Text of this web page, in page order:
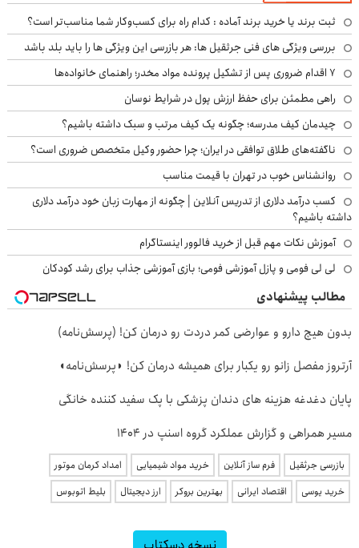
ثبت برند یا خرید برند آماده : کدام راه برای کسب‌وکار شما مناسب‌تر است؟
بررسی ویژگی های فنی جرثقیل ها: هر بازرسی این ویژگی ها را باید بلد باشد
۷ اقدام ضروری پس از تشکیل پرونده مواد مخدر؛ راهنمای خانواده‌ها
راهی مطمئن برای حفظ ارزش پول در شرایط نوسان
چیدمان کیف مدرسه؛ چگونه یک کیف مرتب و سبک داشته باشیم؟
ناگفته‌های طلاق توافقی در ایران؛ چرا حضور وکیل متخصص ضروری است؟
روانشناس خوب در تهران با قیمت مناسب
کسب درآمد دلاری از تدریس آنلاین | چگونه از مهارت زبان خود درآمد دلاری
داشته باشیم؟
آموزش نکات مهم قبل از خرید فالوور اینستاگرام
لی لی فومی و پازل آموزشی فومی؛ بازی آموزشی جذاب برای رشد کودکان
مطالب پیشنهادی
بدون هیچ دارو و عوارضی کمر دردت رو درمان کن! (پرسش‌نامه)
آرتروز مفصل زانو رو یکبار برای همیشه درمان کن! ◗پرسش‌نامه◖
پایان دغدغه هزینه های دندان پزشکی با پک سفید کننده خانگی
مسیر همراهی و گزارش عملکرد گروه اسنپ در ۱۴۰۴
بازرسی جرثقیل فرم ساز آنلاین خرید مواد شیمیایی
امداد کرمان موتور
خرید یوسی
اقتصاد ایرانی بهترین بروکر ارز دیجیتال بلیط اتوبوس